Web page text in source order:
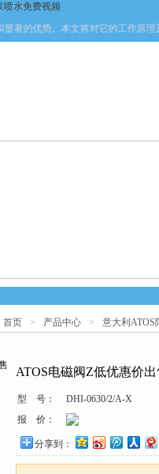
喷水免费视频
势。本文将对它的工作原理及其
首页 > 产品中心 > 意大利ATOS
ATOS电磁阀Z低优惠价出
型 号：
DHI-0630/2/A-X
报 价：
分享到：